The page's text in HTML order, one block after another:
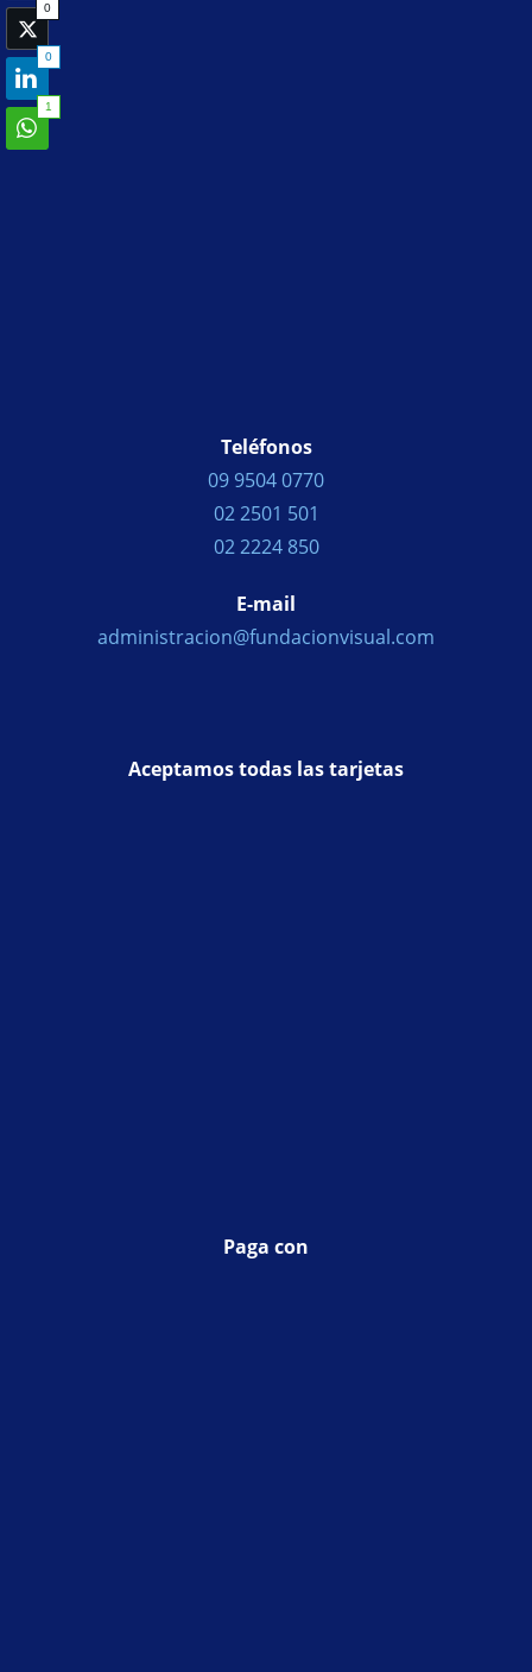
Teléfonos
09 9504 0770
02 2501 501
02 2224 850
E-mail
administracion@fundacionvisual.com
Aceptamos todas las tarjetas
Paga con
0
0
1